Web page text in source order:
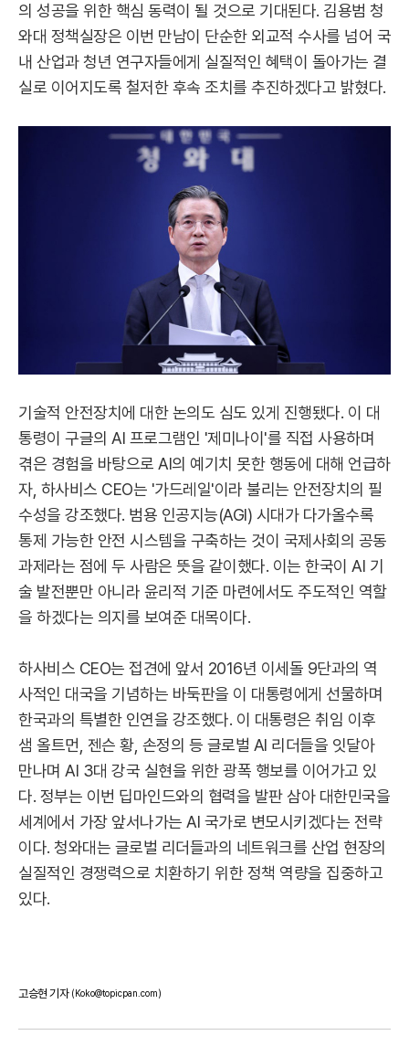
의 성공을 위한 핵심 동력이 될 것으로 기대된다. 김용범 청
와대 정책실장은 이번 만남이 단순한 외교적 수사를 넘어 국
내 산업과 청년 연구자들에게 실질적인 혜택이 돌아가는 결
실로 이어지도록 철저한 후속 조치를 추진하겠다고 밝혔다.
기술적 안전장치에 대한 논의도 심도 있게 진행됐다. 이 대
통령이 구글의 AI 프로그램인 '제미나이'를 직접 사용하며
겪은 경험을 바탕으로 AI의 예기치 못한 행동에 대해 언급하
자, 하사비스 CEO는 '가드레일'이라 불리는 안전장치의 필
수성을 강조했다. 범용 인공지능(AGI) 시대가 다가올수록
통제 가능한 안전 시스템을 구축하는 것이 국제사회의 공동
과제라는 점에 두 사람은 뜻을 같이했다. 이는 한국이 AI 기
술 발전뿐만 아니라 윤리적 기준 마련에서도 주도적인 역할
을 하겠다는 의지를 보여준 대목이다.
하사비스 CEO는 접견에 앞서 2016년 이세돌 9단과의 역
사적인 대국을 기념하는 바둑판을 이 대통령에게 선물하며
한국과의 특별한 인연을 강조했다. 이 대통령은 취임 이후
샘 올트먼, 젠슨 황, 손정의 등 글로벌 AI 리더들을 잇달아
만나며 AI 3대 강국 실현을 위한 광폭 행보를 이어가고 있
다. 정부는 이번 딥마인드와의 협력을 발판 삼아 대한민국을
세계에서 가장 앞서나가는 AI 국가로 변모시키겠다는 전략
이다. 청와대는 글로벌 리더들과의 네트워크를 산업 현장의
실질적인 경쟁력으로 치환하기 위한 정책 역량을 집중하고
있다.
고승현 기자 (Koko@topicpan.com)